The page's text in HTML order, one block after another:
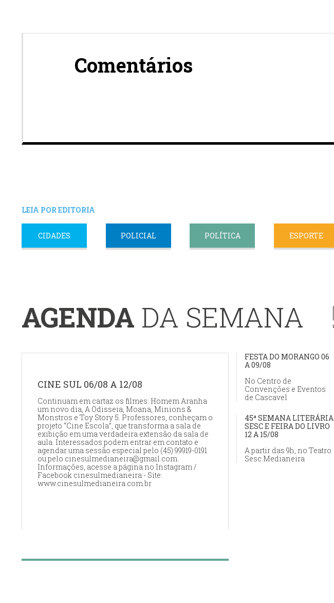
Comentários
LEIA POR EDITORIA
CIDADES POLICIAL POLÍTICA ESPORTE
AGENDA DA SEMANA
CINE SUL 06/08 A 12/08
Continuam em cartaz os filmes: Homem Aranha
um novo dia, A Odisseia, Moana, Minions &
Monstros e Toy Story 5. Professores, conheçam o
projeto “Cine Escola”, que transforma a sala de
exibição em uma verdadeira extensão da sala de
aula. Interessados podem entrar em contato e
agendar uma sessão especial pelo (45) 99919-0191
ou pelo cinesulmedianeira@gmail.com.
Informações, acesse a página no Instagram /
Facebook cinesulmedianeira - Site:
www.cinesulmedianeira.com.br
FESTA DO MORANGO 06
A 09/08
No Centro de
Convenções e Eventos
de Cascavel
45ª SEMANA LITERÁRIA
SESC E FEIRA DO LIVRO
12 A 15/08
A partir das 9h, no Teatro
Sesc Medianeira